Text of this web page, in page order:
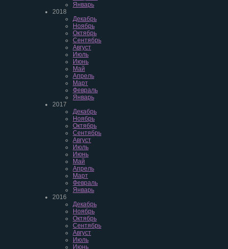
Январь
2018
Декабрь
Ноябрь
Октябрь
Сентябрь
Август
Июль
Июнь
Май
Апрель
Март
Февраль
Январь
2017
Декабрь
Ноябрь
Октябрь
Сентябрь
Август
Июль
Июнь
Май
Апрель
Март
Февраль
Январь
2016
Декабрь
Ноябрь
Октябрь
Сентябрь
Август
Июль
Июнь